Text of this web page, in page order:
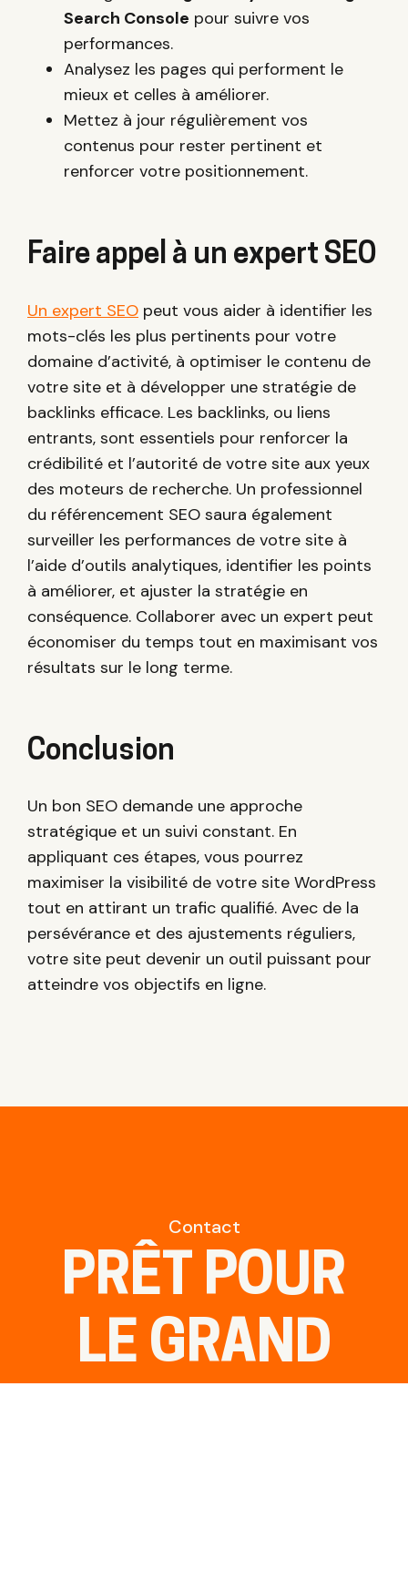
Search Console pour suivre vos
performances.
Analysez les pages qui performent le
mieux et celles à améliorer.
Mettez à jour régulièrement vos
contenus pour rester pertinent et
renforcer votre positionnement.
Faire appel à un expert SEO
Un expert SEO peut vous aider à identifier les
mots-clés les plus pertinents pour votre
domaine d’activité, à optimiser le contenu de
votre site et à développer une stratégie de
backlinks efficace. Les backlinks, ou liens
entrants, sont essentiels pour renforcer la
crédibilité et l’autorité de votre site aux yeux
des moteurs de recherche. Un professionnel
du référencement SEO saura également
surveiller les performances de votre site à
l’aide d’outils analytiques, identifier les points
à améliorer, et ajuster la stratégie en
conséquence. Collaborer avec un expert peut
économiser du temps tout en maximisant vos
résultats sur le long terme.
Conclusion
Un bon SEO demande une approche
stratégique et un suivi constant. En
appliquant ces étapes, vous pourrez
maximiser la visibilité de votre site WordPress
tout en attirant un trafic qualifié. Avec de la
persévérance et des ajustements réguliers,
votre site peut devenir un outil puissant pour
atteindre vos objectifs en ligne.
Contact
PRÊT POUR
LE GRAND